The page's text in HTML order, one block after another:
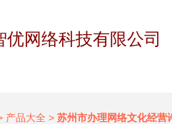
优网络科技有限公司
产品大全 > 苏州市办理网络文化经营